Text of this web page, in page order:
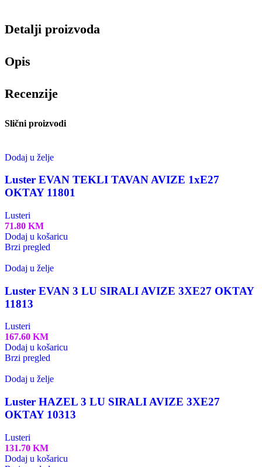
Detalji proizvoda
Opis
Recenzije
Slični proizvodi
Dodaj u želje
Luster EVAN TEKLI TAVAN AVIZE 1xE27
OKTAY 11801
Lusteri
71.80 KM
Dodaj u košaricu
Brzi pregled
Dodaj u želje
Luster EVAN 3 LU SIRALI AVIZE 3XE27 OKTAY
11813
Lusteri
167.60 KM
Dodaj u košaricu
Brzi pregled
Dodaj u želje
Luster HAZEL 3 LU SIRALI AVIZE 3XE27
OKTAY 10313
Lusteri
131.70 KM
Dodaj u košaricu